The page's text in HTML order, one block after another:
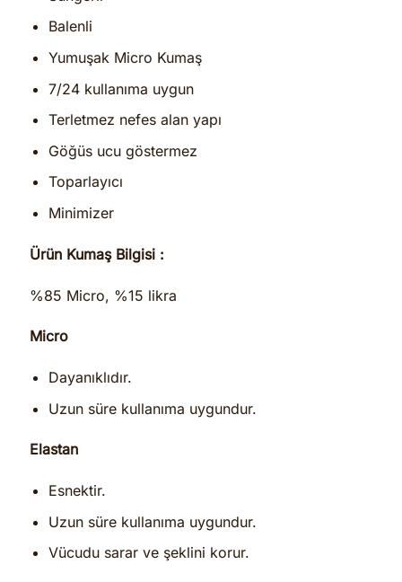
Balenli
Yumuşak Micro Kumaş
7/24 kullanıma uygun
Terletmez nefes alan yapı
Göğüs ucu göstermez
Toparlayıcı
Minimizer
Ürün Kumaş Bilgisi :
%85 Micro, %15 likra
Micro
Dayanıklıdır.
Uzun süre kullanıma uygundur.
Elastan
Esnektir.
Uzun süre kullanıma uygundur.
Vücudu sarar ve şeklini korur.